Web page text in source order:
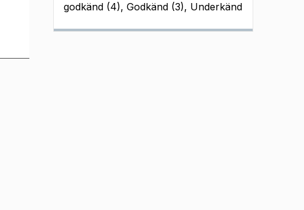
godkänd (4), Godkänd (3), Underkänd